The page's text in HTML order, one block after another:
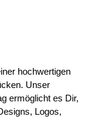
hochwertigen
Unser
ermöglicht es Dir,
Logos,